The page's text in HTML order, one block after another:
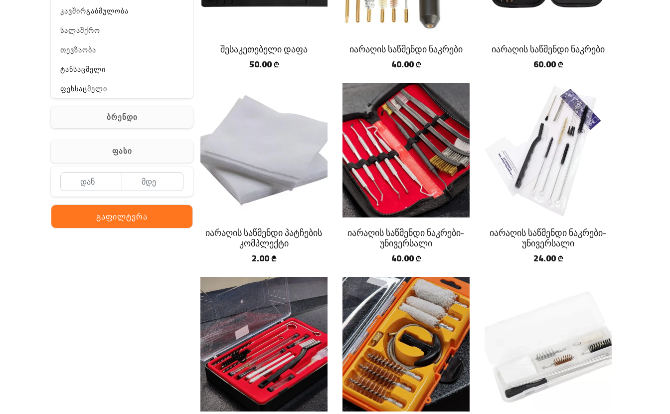
კავშირგაბმულობა
სალაშქრო
თევზაობა
ტანსაცმელი
ფეხსაცმელი
აქსესუარები
Off-Road
ბრენდი
ფასი
გაფილტვრა
შესაკეთებელი დაფა
50.00 ₾
იარაღის საწმენდი ნაკრები
40.00 ₾
იარაღის საწმენდი ნაკრები
60.00 ₾
იარაღის საწმენდი პატჩების
კომპლექტი
2.00 ₾
იარაღის საწმენდი ნაკრები-
უნივერსალი
40.00 ₾
იარაღის საწმენდი ნაკრები-
უნივერსალი
24.00 ₾